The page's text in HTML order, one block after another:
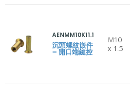
AENMM10K11.1
沉頭螺紋嵌件
– 開口端鍵控
M10
x 1.5